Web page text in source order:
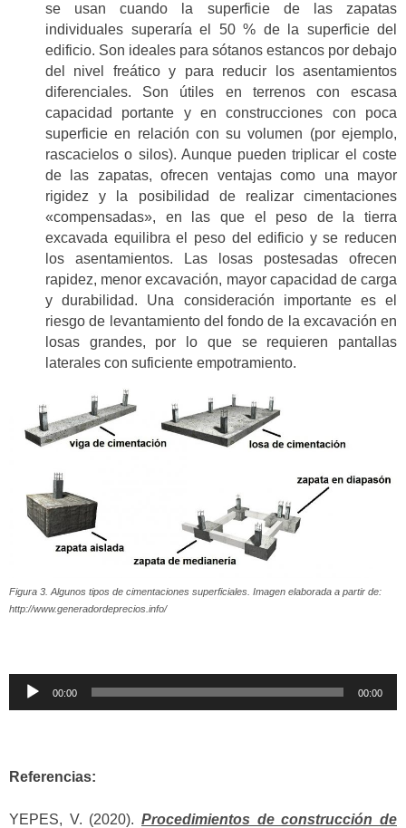
se usan cuando la superficie de las zapatas
individuales superaría el 50 % de la superficie del
edificio. Son ideales para sótanos estancos por debajo
del nivel freático y para reducir los asentamientos
diferenciales. Son útiles en terrenos con escasa
capacidad portante y en construcciones con poca
superficie en relación con su volumen (por ejemplo,
rascacielos o silos). Aunque pueden triplicar el coste
de las zapatas, ofrecen ventajas como una mayor
rigidez y la posibilidad de realizar cimentaciones
«compensadas», en las que el peso de la tierra
excavada equilibra el peso del edificio y se reducen
los asentamientos. Las losas postesadas ofrecen
rapidez, menor excavación, mayor capacidad de carga
y durabilidad. Una consideración importante es el
riesgo de levantamiento del fondo de la excavación en
losas grandes, por lo que se requieren pantallas
laterales con suficiente empotramiento.
Figura 3. Algunos tipos de cimentaciones superficiales. Imagen elaborada a partir de:
http://www.generadordeprecios.info/
Reproductor
00:00 00:00
Referencias:
YEPES, V. (2020). Procedimientos de construcción de